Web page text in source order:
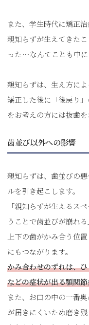
また、学生時代に矯正
親知らずが生えてきた
った…なんてことも中に
親知らずは、生え方によ
矯正した後に「後戻り
をお考えの方には抜歯
歯並び以外への影響
親知らずは、歯並びの
ルを引き起こします。
「親知らずが生えるス
うことで歯並びが崩れ
上下の歯がかみ合う位
にもつながります。
かみ合わせのずれは、
などの症状が出る顎関
また、お口の中の一番
が届きにくいため磨き